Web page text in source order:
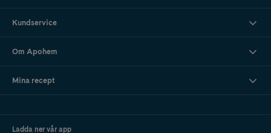
Kundservice
Om Apohem
Mina recept
Ladda ner vår app